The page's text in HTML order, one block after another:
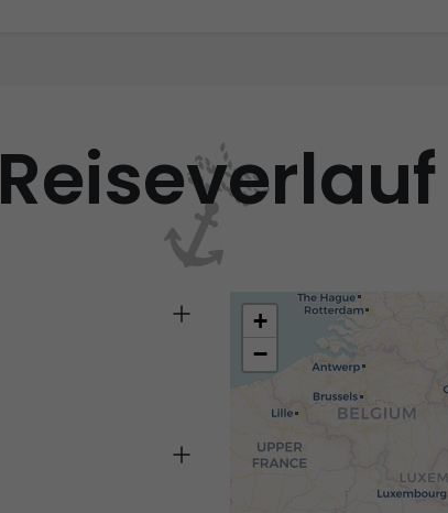
Reiseverlauf
+
−